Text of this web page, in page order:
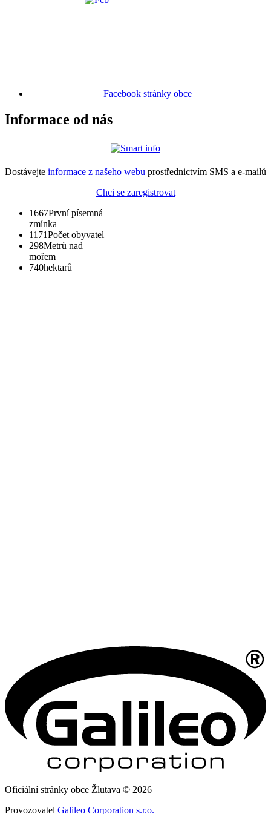
Facebook stránky obce
Informace od nás
Dostávejte informace z našeho webu prostřednictvím SMS a e-mailů
Chci se zaregistrovat
1667První písemná
zmínka
1171Počet obyvatel
298Metrů nad
mořem
740hektarů
Oficiální stránky obce Žlutava © 2026
Provozovatel Galileo Corporation s.r.o.